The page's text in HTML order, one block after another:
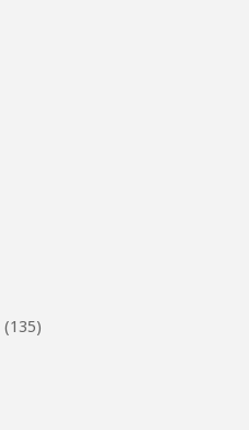
(135)